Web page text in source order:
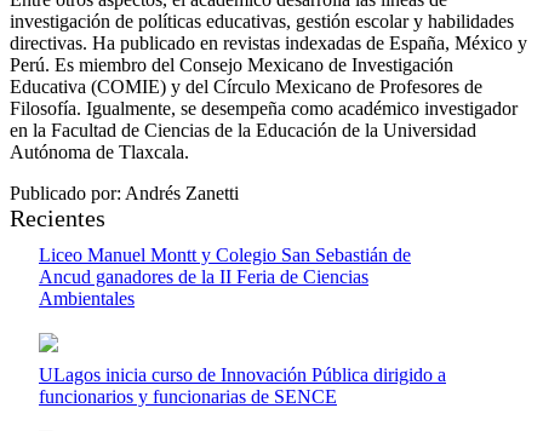
investigación de políticas educativas, gestión escolar y habilidades
directivas. Ha publicado en revistas indexadas de España, México y
Perú. Es miembro del Consejo Mexicano de Investigación
Educativa (COMIE) y del Círculo Mexicano de Profesores de
Filosofía. Igualmente, se desempeña como académico investigador
en la Facultad de Ciencias de la Educación de la Universidad
Autónoma de Tlaxcala.
Publicado por: Andrés Zanetti
Recientes
Liceo Manuel Montt y Colegio San Sebastián de
Ancud ganadores de la II Feria de Ciencias
Ambientales
ULagos inicia curso de Innovación Pública dirigido a
funcionarios y funcionarias de SENCE